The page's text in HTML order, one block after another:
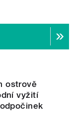
ostrově
vyžití